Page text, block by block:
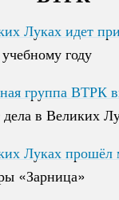
Луках идет
году
Луках идет
году
группа ВТРК
дела в Великих
группа ВТРК
дела в Великих
Луках прошёл
«Зарница»
Луках прошёл
«Зарница»